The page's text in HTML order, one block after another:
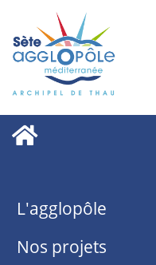
L'agglopôle
Nos projets